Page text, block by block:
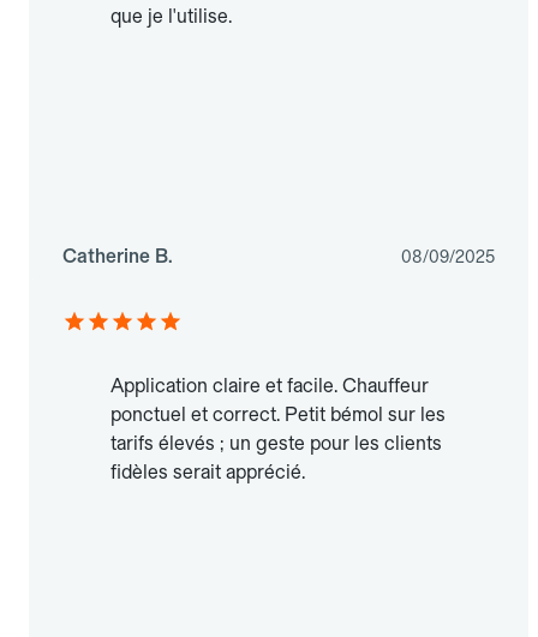
que je l'utilise.
Catherine B. 08/09/2025
Application claire et facile. Chauffeur
ponctuel et correct. Petit bémol sur les
tarifs élevés ; un geste pour les clients
fidèles serait apprécié.